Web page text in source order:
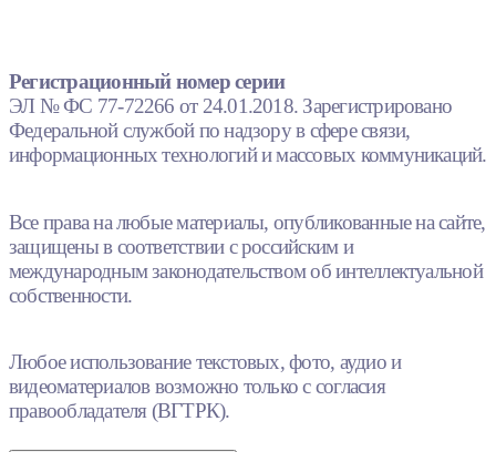
Регистрационный номер серии
ЭЛ № ФС 77-72266 от 24.01.2018. Зарегистрировано
Федеральной службой по надзору в сфере связи,
информационных технологий и массовых коммуникаций.
Все права на любые материалы, опубликованные на сайте,
защищены в соответствии с российским и
международным законодательством об интеллектуальной
собственности.
Любое использование текстовых, фото, аудио и
видеоматериалов возможно только с согласия
правообладателя (ВГТРК).